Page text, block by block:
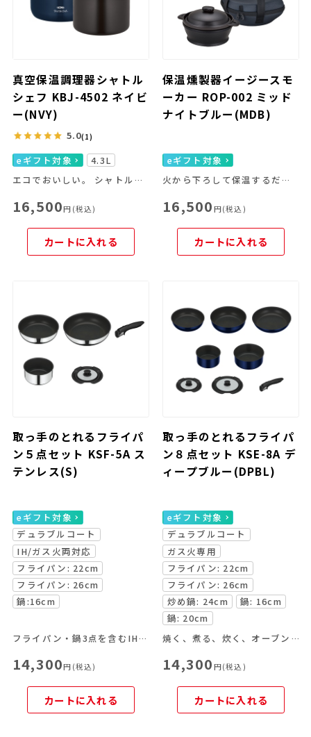
真空保温調理器シャトル
シェフ KBJ-4502 ネイビ
ー(NVY)
5.0(1)
eギフト対象
4.3L
エコでおいしい。 シャトルシェフはこれからの調理器具です。
16,500円(税込)
カートに入れる
保温燻製器イージースモ
ーカー ROP-002 ミッド
ナイトブルー(MDB)
eギフト対象
火から下ろして保温するだけで本格的な燻製ができる
16,500 円(税込)
カートに入れる
取っ手のとれるフライパ
ン５点セット KSF-5A ス
テンレス(S)
eギフト対象
デュラブルコート
IH/ガス火両対応
フライパン: 22cm
フライパン: 26cm
鍋:16cm
フライパン・鍋3点を含むIH対応5点セット
14,300円(税込)
カートに入れる
取っ手のとれるフライパ
ン８点セット KSE-8A デ
ィープブルー(DPBL)
eギフト対象
デュラブルコート
ガス火専用
フライパン: 22cm
フライパン: 26cm
炒め鍋: 24cm
鍋: 16cm
鍋: 20cm
焼く、煮る、炊く、オーブン料理がこれ一つで！
14,300 円(税込)
カートに入れる